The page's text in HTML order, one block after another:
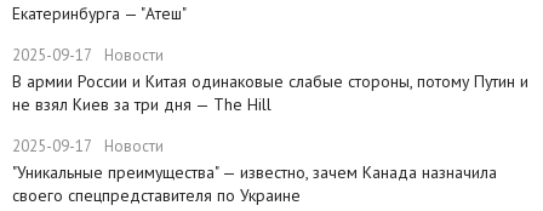
Екатеринбурга — "Атеш"
2025-09-17 Новости
​В армии России и Китая одинаковые слабые стороны, потому Путин и
не взял Киев за три дня — The Hill
2025-09-17 Новости
​"Уникальные преимущества" — известно, зачем Канада назначила
своего спецпредставителя по Украине